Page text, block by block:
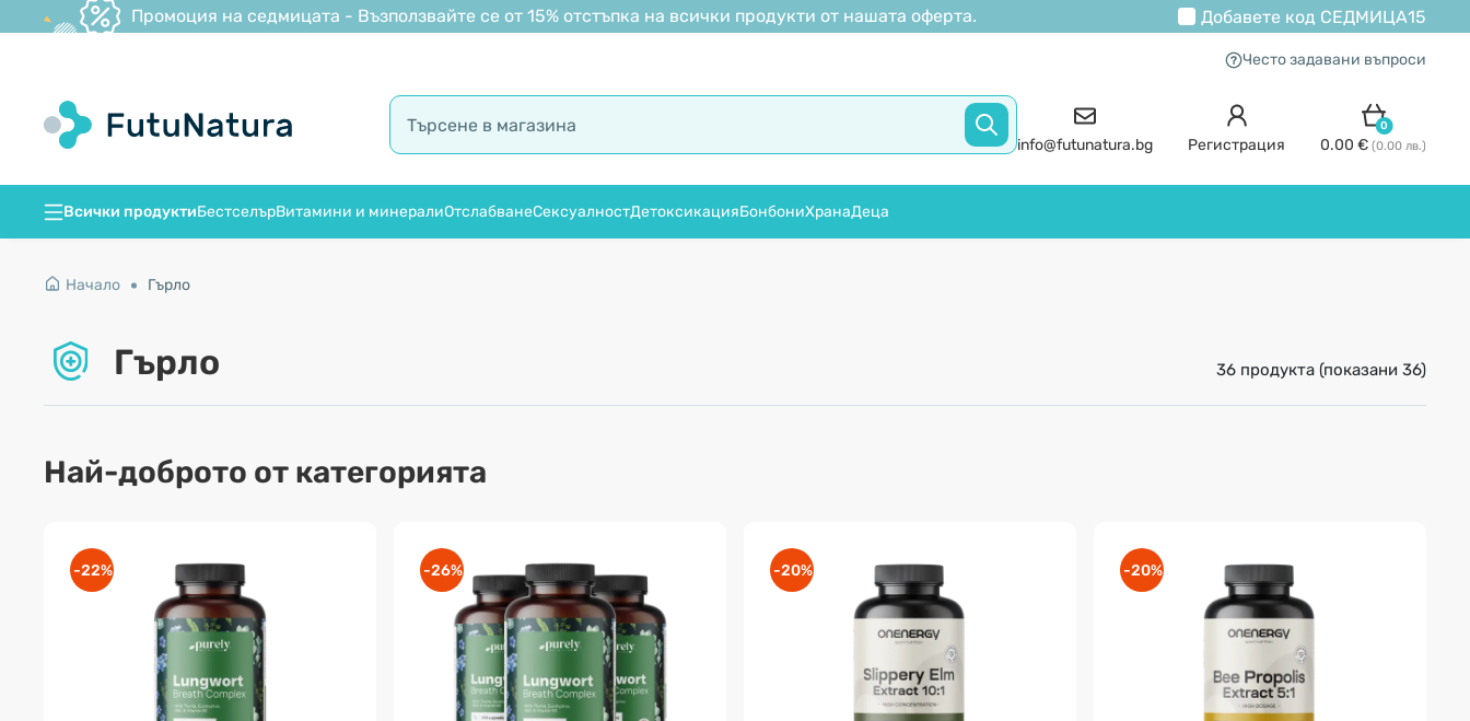
Промоция на седмицата - Възползвайте се от 15% отстъпка на всички продукти от нашата оферта. Добавете код СЕДМИЦА15
Често задавани въпроси
info@futunatura.bg Регистрация
0
0.00 € (0.00 лв.)
Всички продуктиБестселърВитамини и минералиОтслабванеСексуалностДетоксикацияБонбониХранаДеца
Начало Гърло
Гърло 36 продукта (показани 36)
Най-доброто от категорията
-22% -26% -20% -20%